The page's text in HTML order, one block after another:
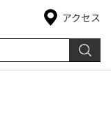
アクセス